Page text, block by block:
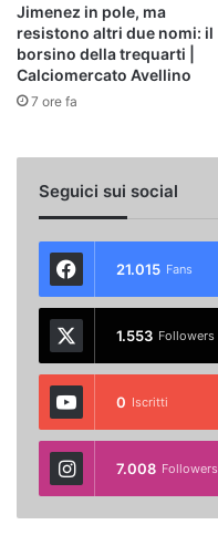
Jimenez in pole, ma
resistono altri due nomi: il
borsino della trequarti |
Calciomercato Avellino
7 ore fa
Seguici sui social
21.015 Fans
1.553 Followers
0 Iscritti
7.008 Followers